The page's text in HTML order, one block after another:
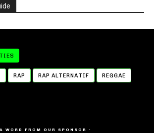
RAP RAP ALTERNATIF REGGAE
WORD FROM OUR SPONSOR -